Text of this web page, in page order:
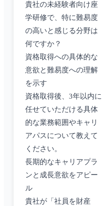
貴社の未経験者向け座
学研修で、特に難易度
の高いと感じる分野は
何ですか？
資格取得への具体的な
意欲と難易度への理解
を示す
資格取得後、3年以内に
任せていただける具体
的な業務範囲やキャリ
アパスについて教えて
ください。
長期的なキャリアプラ
ンと成長意欲をアピー
ル
貴社が「社員を財産